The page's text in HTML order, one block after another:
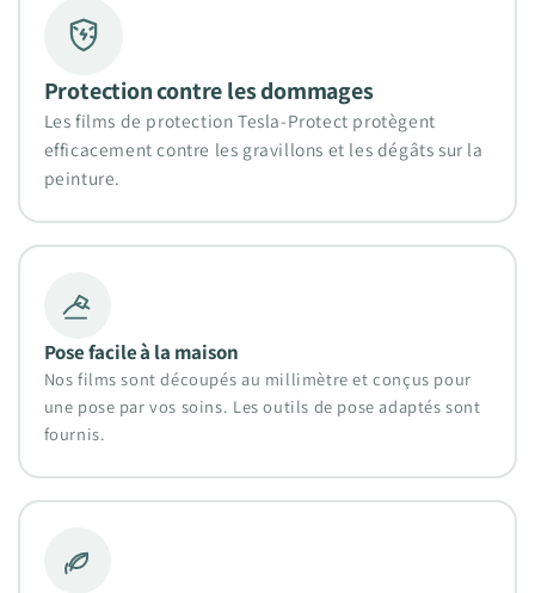
Protection contre les dommages
Les films de protection Tesla-Protect protègent
efficacement contre les gravillons et les dégâts sur la
peinture.
Pose facile à la maison
Nos films sont découpés au millimètre et conçus pour
une pose par vos soins. Les outils de pose adaptés sont
fournis.